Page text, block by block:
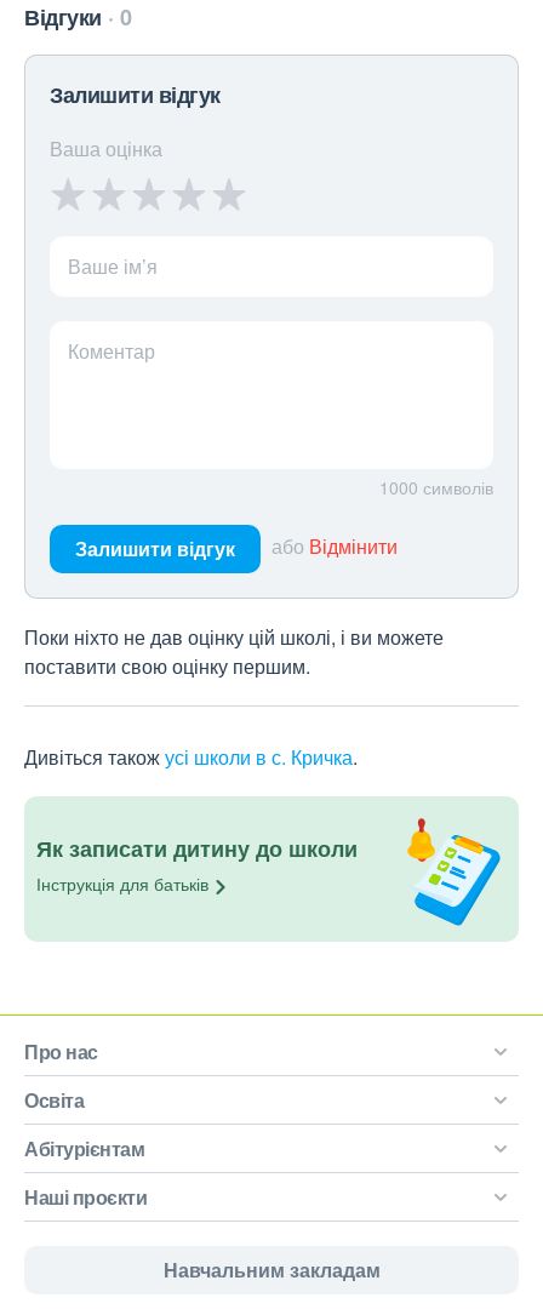
Відгуки 0
Залишити відгук
Ваша оцінка
Ваше ім’я
Коментар
1000 символів
Залишити відгук або Відмінити
Поки ніхто не дав оцінку цій школі, і ви можете
поставити свою оцінку першим.
Дивіться такожусі школи в с. Кричка.
Як записати дитину до школи
Інструкція для батьків
Про нас
Освіта
Абітурієнтам
Наші проєкти
Навчальним закладам